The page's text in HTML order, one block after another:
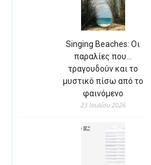
Singing Beaches: Οι
παραλίες που…
τραγουδούν και το
μυστικό πίσω από το
φαινόμενο
23 Ιουλίου 2026